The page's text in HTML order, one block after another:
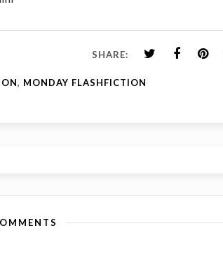
SHARE:
, MONDAY FLASHFICTION